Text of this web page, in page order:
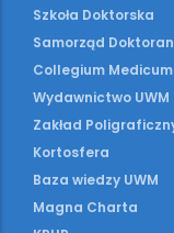
Szkoła Doktorska
Samorząd
Collegium Medicum
Wydawnictwo UWM
Zakład
Kortosfera
Baza wiedzy UWM
Magna Charta